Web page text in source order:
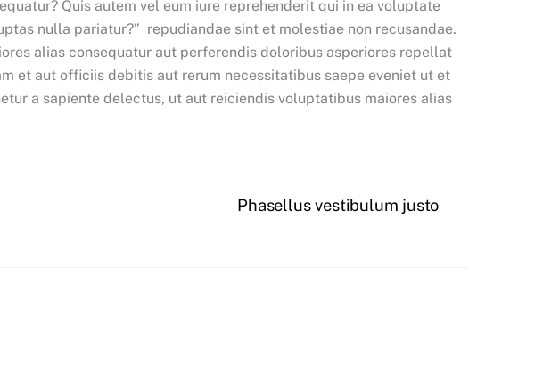
Quis autem vel eum iure reprehenderit qui in ea voluptate
nulla pariatur?” repudiandae sint et molestiae non recusandae.
alias consequatur aut perferendis doloribus asperiores repellat
et aut officiis debitis aut rerum necessitatibus saepe eveniet ut et
a sapiente delectus, ut aut reiciendis voluptatibus maiores alias
Phasellus vestibulum justo